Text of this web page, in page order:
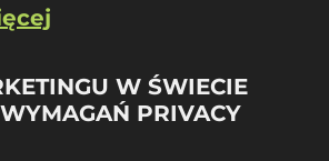
W ŚWIECIE
PRIVACY